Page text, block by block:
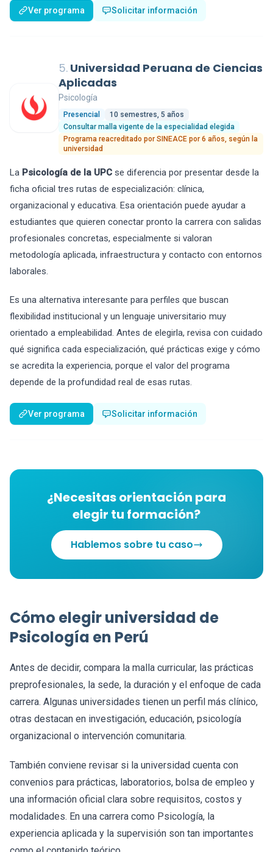
Ver programa Solicitar información
5. Universidad Peruana de Ciencias
Aplicadas
Psicología
Presencial
10 semestres, 5 años
Consultar malla vigente de la especialidad elegida
Programa reacreditado por SINEACE por 6 años, según la
universidad
La Psicología de la UPC se diferencia por presentar desde la
ficha oficial tres rutas de especialización: clínica,
organizacional y educativa. Esa orientación puede ayudar a
estudiantes que quieren conectar pronto la carrera con salidas
profesionales concretas, especialmente si valoran
metodología aplicada, infraestructura y contacto con entornos
laborales.
Es una alternativa interesante para perfiles que buscan
flexibilidad institucional y un lenguaje universitario muy
orientado a empleabilidad. Antes de elegirla, revisa con cuidado
qué significa cada especialización, qué prácticas exige y cómo
se acredita la experiencia, porque el valor del programa
depende de la profundidad real de esas rutas.
Ver programa Solicitar información
¿Necesitas orientación para
elegir tu formación?
Hablemos sobre tu caso
Cómo elegir universidad de
Psicología en Perú
Antes de decidir, compara la malla curricular, las prácticas
preprofesionales, la sede, la duración y el enfoque de cada
carrera. Algunas universidades tienen un perfil más clínico,
otras destacan en investigación, educación, psicología
organizacional o intervención comunitaria.
También conviene revisar si la universidad cuenta con
convenios para prácticas, laboratorios, bolsa de empleo y
una información oficial clara sobre requisitos, costos y
modalidades. En una carrera como Psicología, la
experiencia aplicada y la supervisión son tan importantes